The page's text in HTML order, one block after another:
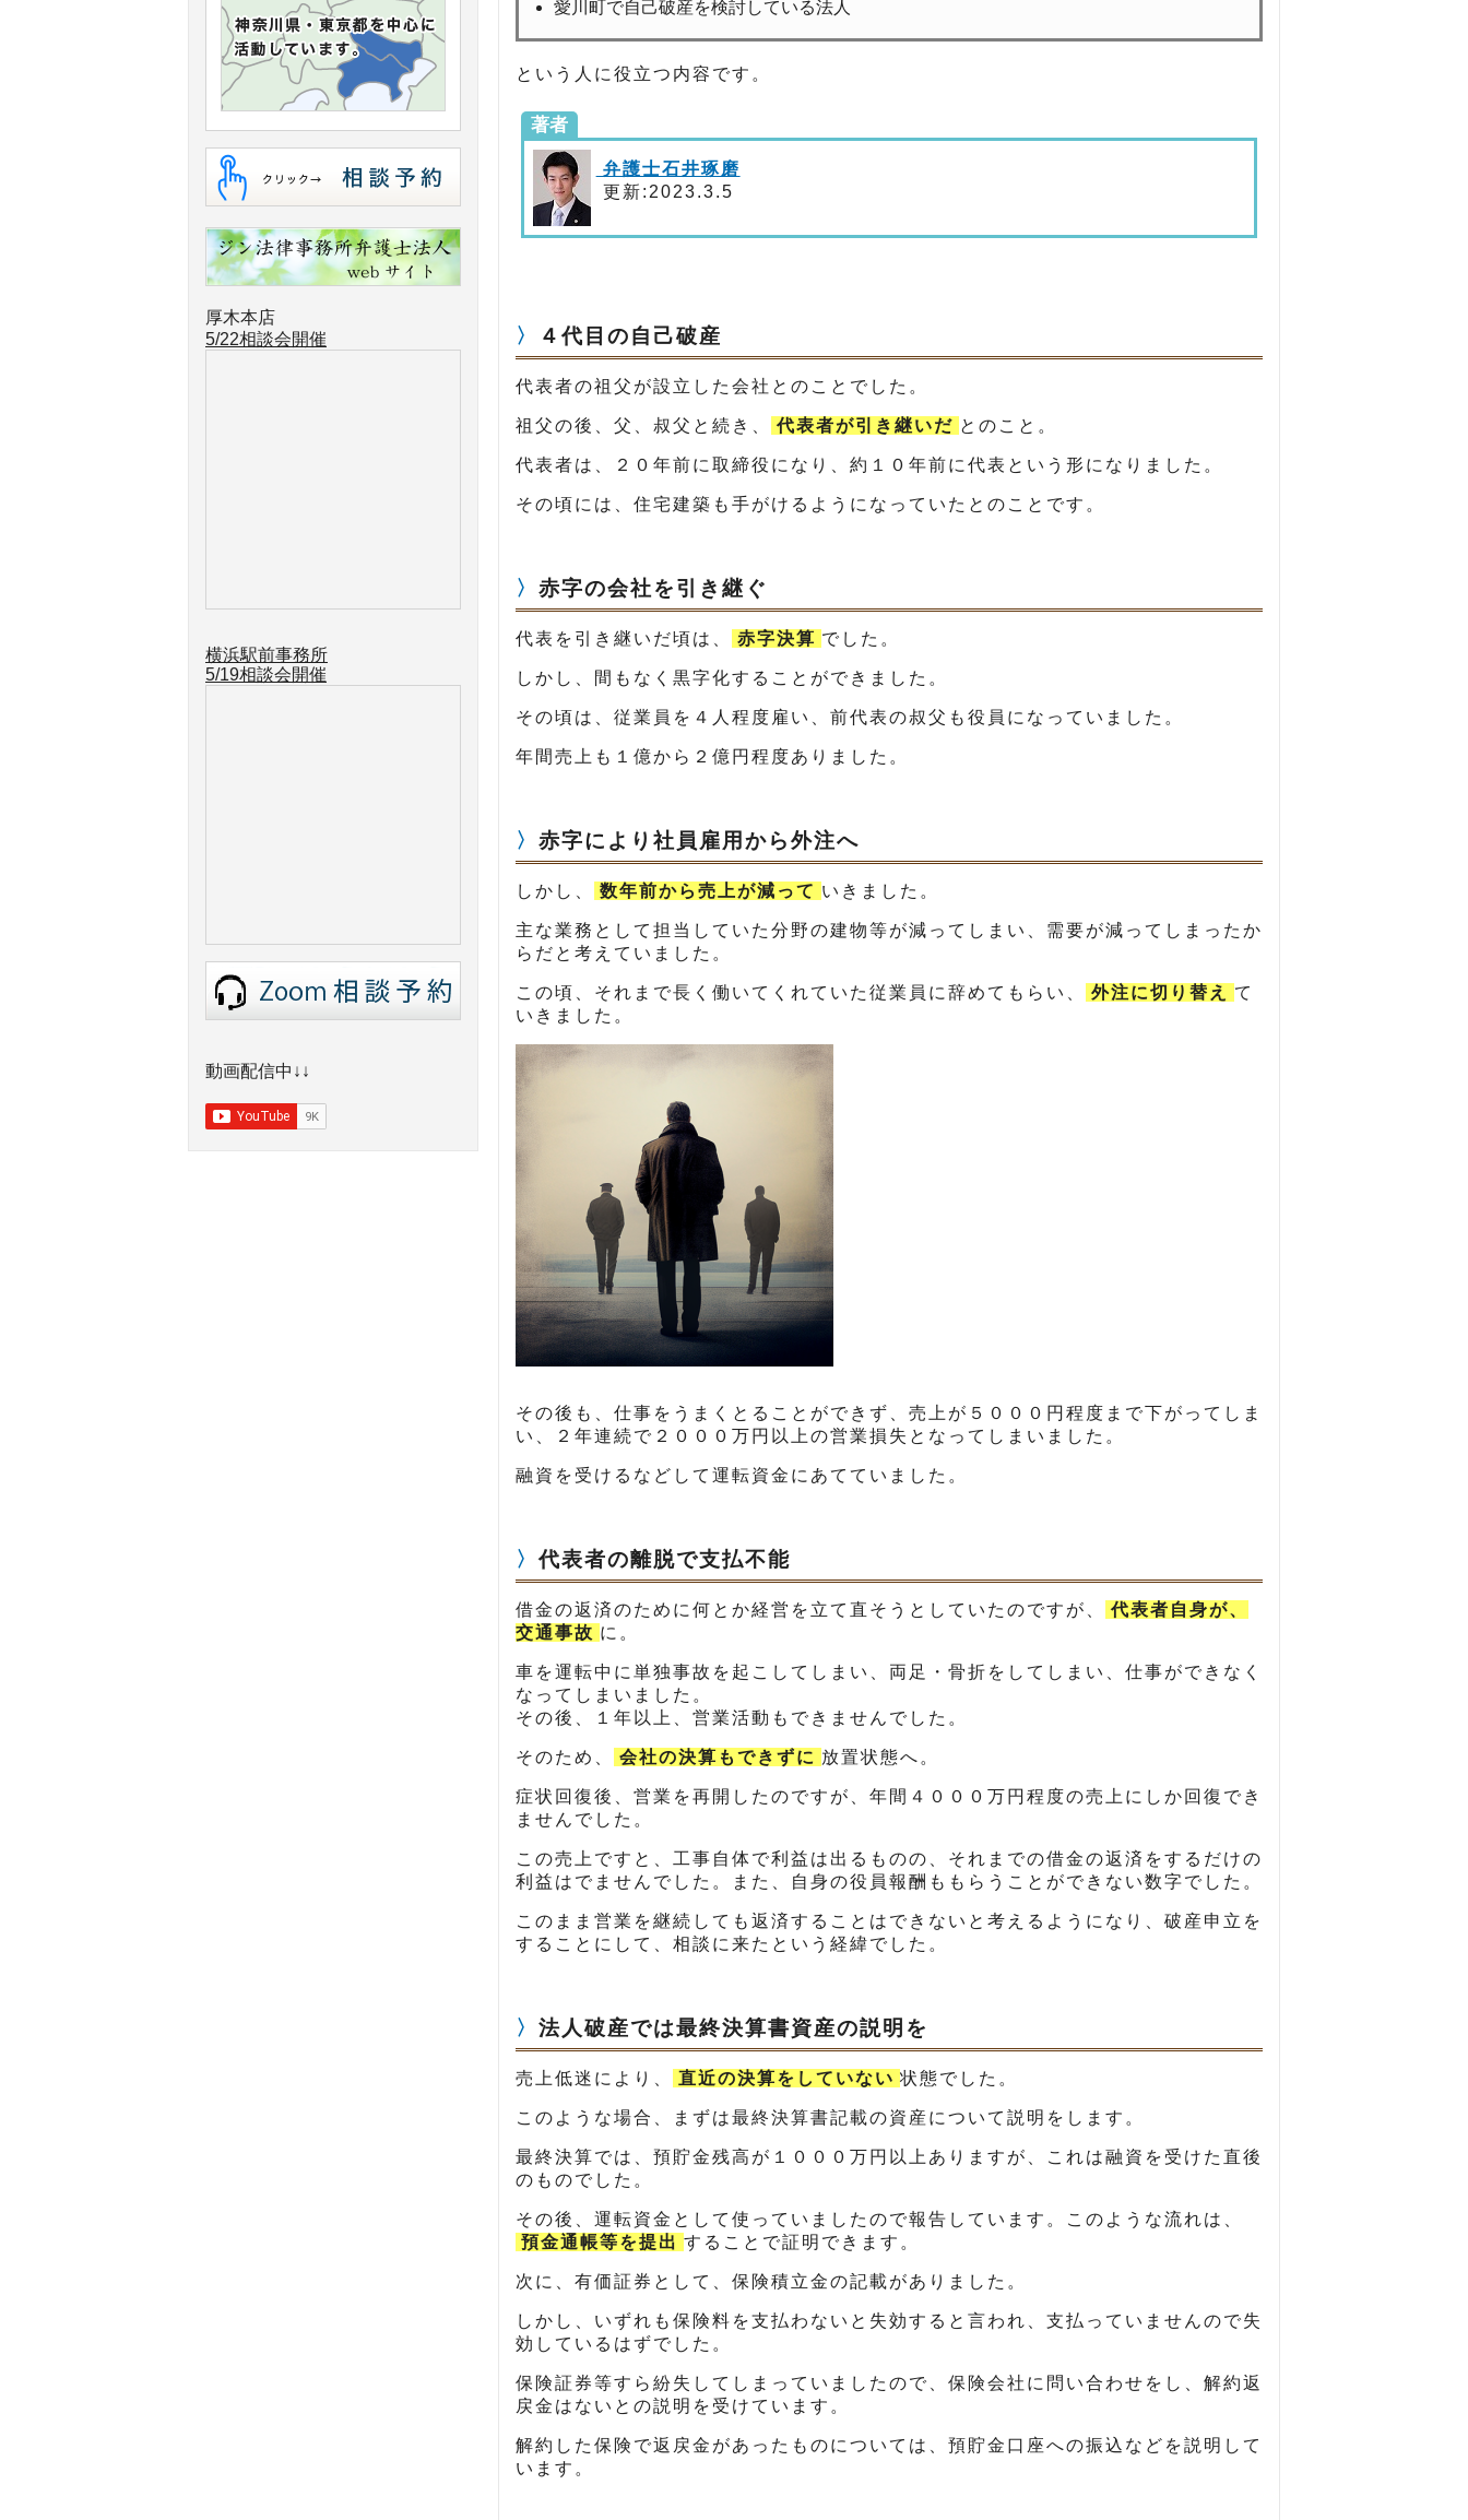
愛川町で自己破産を検討している法人
という人に役立つ内容です。
著者
弁護士石井琢磨
更新:2023.3.5
４代目の自己破産
代表者の祖父が設立した会社とのことでした。
祖父の後、父、叔父と続き、 代表者が引き継いだ とのこと。
代表者は、２０年前に取締役になり、約１０年前に代表という形になりました。
その頃には、住宅建築も手がけるようになっていたとのことです。
赤字の会社を引き継ぐ
代表を引き継いだ頃は、 赤字決算 でした。
しかし、間もなく黒字化することができました。
その頃は、従業員を４人程度雇い、前代表の叔父も役員になっていました。
年間売上も１億から２億円程度ありました。
赤字により社員雇用から外注へ
しかし、 数年前から売上が減って いきました。
主な業務として担当していた分野の建物等が減ってしまい、需要が減ってしまったか
らだと考えていました。
この頃、それまで長く働いてくれていた従業員に辞めてもらい、 外注に切り替え
て
いきました。
その後も、仕事をうまくとることができず、売上が５０００円程度まで下がってしま
い、２年連続で２０００万円以上の営業損失となってしまいました。
融資を受けるなどして運転資金にあてていました。
代表者の離脱で支払不能
借金の返済のために何とか経営を立て直そうとしていたのですが、
代表者自身が、
交通事故 に。
車を運転中に単独事故を起こしてしまい、両足・骨折をしてしまい、仕事ができなく
なってしまいました。
その後、１年以上、営業活動もできませんでした。
そのため、 会社の決算もできずに 放置状態へ。
症状回復後、営業を再開したのですが、年間４０００万円程度の売上にしか回復でき
ませんでした。
この売上ですと、工事自体で利益は出るものの、それまでの借金の返済をするだけの
利益はでませんでした。また、自身の役員報酬ももらうことができない数字でした。
このまま営業を継続しても返済することはできないと考えるようになり、破産申立を
することにして、相談に来たという経緯でした。
法人破産では最終決算書資産の説明を
売上低迷により、 直近の決算をしていない 状態でした。
このような場合、まずは最終決算書記載の資産について説明をします。
最終決算では、預貯金残高が１０００万円以上ありますが、これは融資を受けた直後
のものでした。
その後、運転資金として使っていましたので報告しています。このような流れは、
預金通帳等を提出 することで証明できます。
次に、有価証券として、保険積立金の記載がありました。
しかし、いずれも保険料を支払わないと失効すると言われ、支払っていませんので失
効しているはずでした。
保険証券等すら紛失してしまっていましたので、保険会社に問い合わせをし、解約返
戻金はないとの説明を受けています。
解約した保険で返戻金があったものについては、預貯金口座への振込などを説明して
います。
厚木本店
5/22相談会開催
横浜駅前事務所
5/19相談会開催
動画配信中↓↓